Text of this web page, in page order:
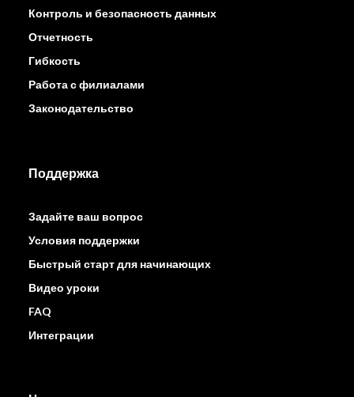
Контроль и безопасность данных
Отчетность
Гибкость
Работа с филиалами
Законодательство
Поддержка
Задайте ваш вопрос
Условия поддержки
Быстрый старт для начинающих
Видео уроки
FAQ
Интеграции